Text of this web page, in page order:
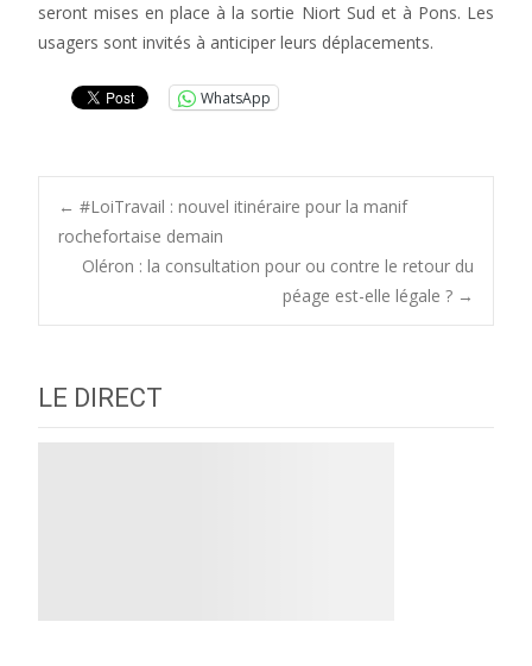
seront mises en place à la sortie Niort Sud et à Pons. Les
usagers sont invités à anticiper leurs déplacements.
WhatsApp
Post
navigation
← #LoiTravail : nouvel itinéraire pour la manif
rochefortaise demain
Oléron : la consultation pour ou contre le retour du
péage est-elle légale ? →
LE DIRECT